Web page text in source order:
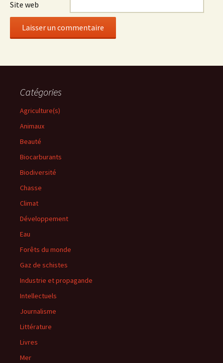
Site web
Catégories
Agriculture(s)
Animaux
Beauté
Biocarburants
Biodiversité
Chasse
Climat
Développement
Eau
Forêts du monde
Gaz de schistes
Industrie et propagande
Intellectuels
Journalisme
Littérature
Livres
Mer